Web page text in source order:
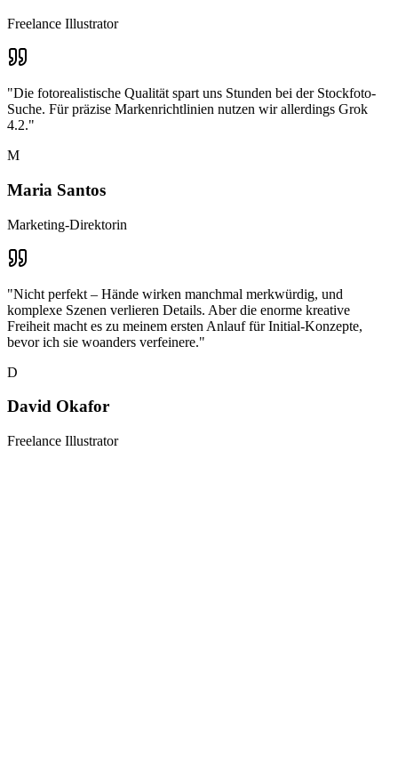
Freelance Illustrator
"Die fotorealistische Qualität spart uns Stunden bei der Stockfoto-
Suche. Für präzise Markenrichtlinien nutzen wir allerdings Grok
4.2."
M
Maria Santos
Marketing-Direktorin
"Nicht perfekt – Hände wirken manchmal merkwürdig, und
komplexe Szenen verlieren Details. Aber die enorme kreative
Freiheit macht es zu meinem ersten Anlauf für Initial-Konzepte,
bevor ich sie woanders verfeinere."
D
David Okafor
Freelance Illustrator